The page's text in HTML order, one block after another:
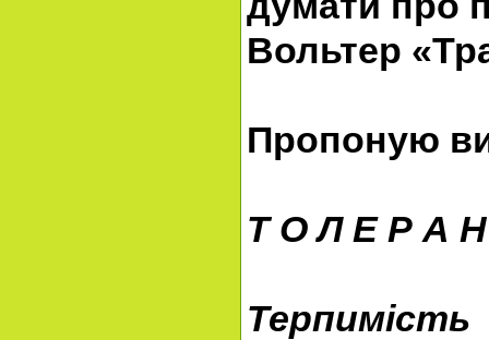
Вольтер
Пропоную
Т О Л Е Р А
Терпимість